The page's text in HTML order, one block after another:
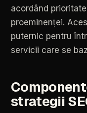
acordând prioritate
proeminenței.
puternic pentru
servicii care se
strategii